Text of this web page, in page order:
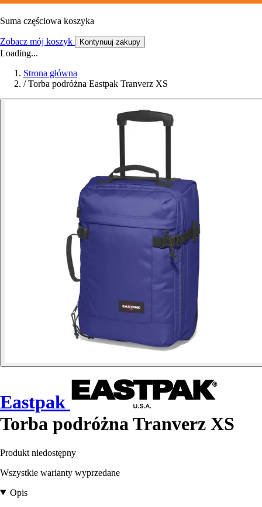
Suma częściowa koszyka
Zobacz mój koszyk Kontynuuj zakupy
Loading...
Strona główna
/ Torba podróżna Eastpak Tranverz XS
Eastpak
Torba podróżna Tranverz XS
Produkt niedostępny
Wszystkie warianty wyprzedane
Opis